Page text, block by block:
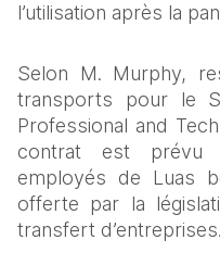
l’utilisation après la
Selon M. Murphy,
transports pour le
Professional and
contrat est prévu
employés de Luas
offerte par la
transfert